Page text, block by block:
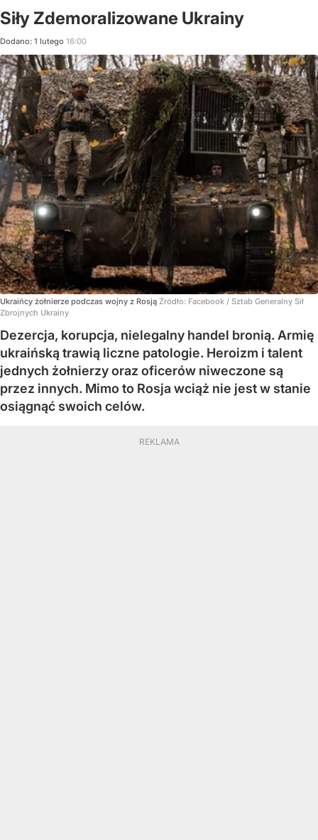
Siły Zdemoralizowane Ukrainy
Dodano: 1 lutego 16:00
Ukraińcy żołnierze podczas wojny z Rosją Źródło: Facebook / Sztab Generalny Sił
Zbrojnych Ukrainy
Dezercja, korupcja, nielegalny handel bronią. Armię
ukraińską trawią liczne patologie. Heroizm i talent
jednych żołnierzy oraz oficerów niweczone są
przez innych. Mimo to Rosja wciąż nie jest w stanie
osiągnąć swoich celów.